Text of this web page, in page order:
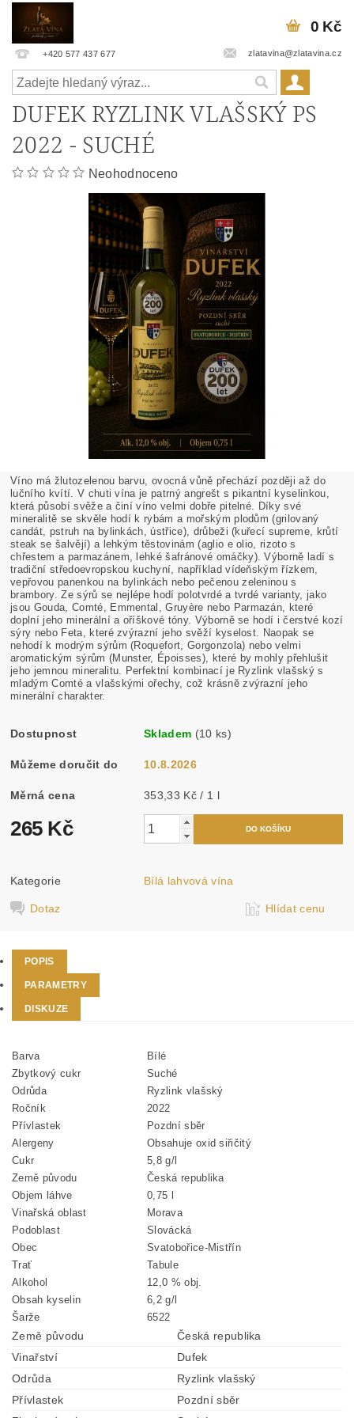
+420 577 437 677 zlatavina@zlatavina.cz
0 Kč
DUFEK RYZLINK VLAŠSKÝ PS
2022 - SUCHÉ
Neohodnoceno
Víno má žlutozelenou barvu, ovocná vůně přechází později až do
lučního kvítí. V chuti vína je patrný angrešt s pikantní kyselinkou,
která působí svěže a činí víno velmi dobře pitelné. Díky své
mineralitě se skvěle hodí k rybám a mořským plodům (grilovaný
candát, pstruh na bylinkách, ústřice), drůbeži (kuřecí supreme, krůtí
steak se šalvějí) a lehkým těstovinám (aglio e olio, rizoto s
chřestem a parmazánem, lehké šafránové omáčky). Výborně ladí s
tradiční středoevropskou kuchyní, například vídeňským řízkem,
vepřovou panenkou na bylinkách nebo pečenou zeleninou s
brambory. Ze sýrů se nejlépe hodí polotvrdé a tvrdé varianty, jako
jsou Gouda, Comté, Emmental, Gruyère nebo Parmazán, které
doplní jeho minerální a oříškové tóny. Výborně se hodí i čerstvé kozí
sýry nebo Feta, které zvýrazní jeho svěží kyselost. Naopak se
nehodí k modrým sýrům (Roquefort, Gorgonzola) nebo velmi
aromatickým sýrům (Munster, Époisses), které by mohly přehlušit
jeho jemnou mineralitu. Perfektní kombinací je Ryzlink vlašský s
mladým Comté a vlašskými ořechy, což krásně zvýrazní jeho
minerální charakter.
Dostupnost Skladem (10 ks)
Můžeme doručit do 10.8.2026
Měrná cena 353,33 Kč / 1 l
265 Kč
Kategorie Bílá lahvová vína
Dotaz Hlídat cenu
POPIS
PARAMETRY
DISKUZE
Barva
Bílé
Zbytkový cukr
Suché
Odrůda
Ryzlink vlašský
Ročník
2022
Přívlastek
Pozdní sběr
Alergeny
Obsahuje oxid siřičitý
Cukr
5,8 g/l
Země původu
Česká republika
Objem láhve
0,75 l
Vinařská oblast
Morava
Podoblast
Slovácká
Obec
Svatobořice-Mistřín
Trať
Tabule
Alkohol
12,0 % obj.
Obsah kyselin
6,2 g/l
Šarže
6522
Země původu
Česká republika
Vinařství
Dufek
Odrůda
Ryzlink vlašský
Přívlastek
Pozdní sběr